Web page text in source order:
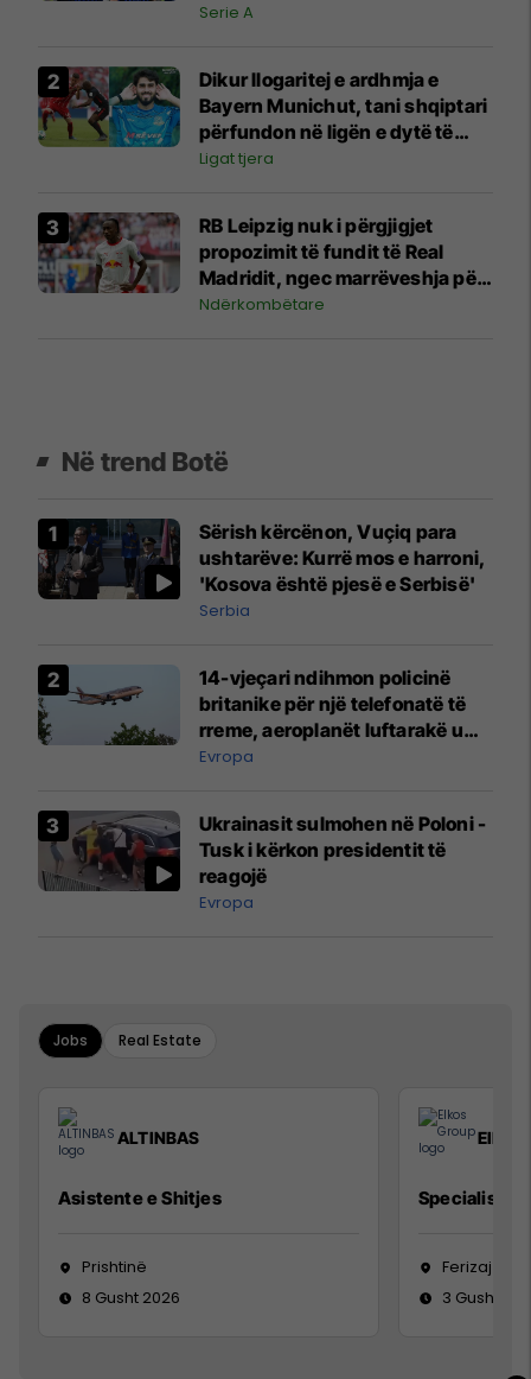
Serie A
Dikur llogaritej e ardhmja e
Bayern Munichut, tani shqiptari
përfundon në ligën e dytë të
Tajlandës
Ligat tjera
RB Leipzig nuk i përgjigjet
propozimit të fundit të Real
Madridit, ngec marrëveshja për
Yan Diomande
Ndërkombëtare
Në trend Botë
Sërish kërcënon, Vuçiq para
ushtarëve: Kurrë mos e harroni,
'Kosova është pjesë e Serbisë'
Serbia
14-vjeçari ndihmon policinë
britanike për një telefonatë të
rreme, aeroplanët luftarakë u
ngritën në ajër për të
Mançesterit
Evropa
Ukrainasit sulmohen në Poloni -
Tusk i kërkon presidentit të
reagojë
Evropa
Jobs Real Estate
ALTINBAS
Asistente e Shitjes
Prishtinë
8 Gusht 2026
Elkos
Specialist
Ferizaj
3 Gusht